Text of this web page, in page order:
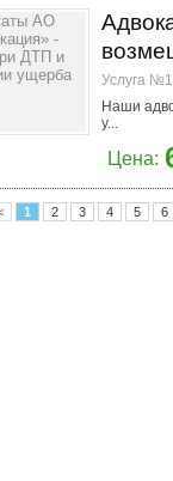
Услуга
Наши
у...
Цена:
1 2 3 4 5 6